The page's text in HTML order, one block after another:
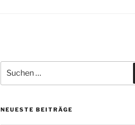
nach:
NEUESTE BEITRÄGE